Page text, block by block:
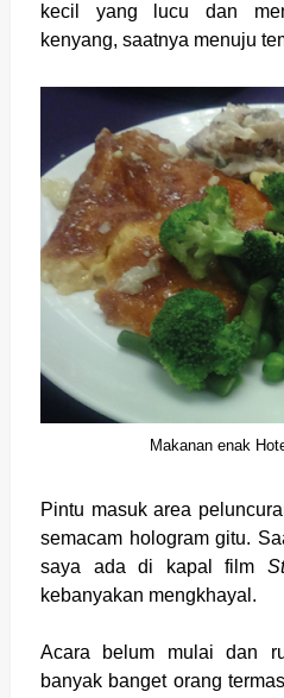
kecil yang lucu dan
kenyang, saatnya menuju
Makanan enak
Pintu masuk area
semacam hologram gitu.
saya ada di kapal film
kebanyakan mengkhayal.
Acara belum mulai dan
banyak banget orang